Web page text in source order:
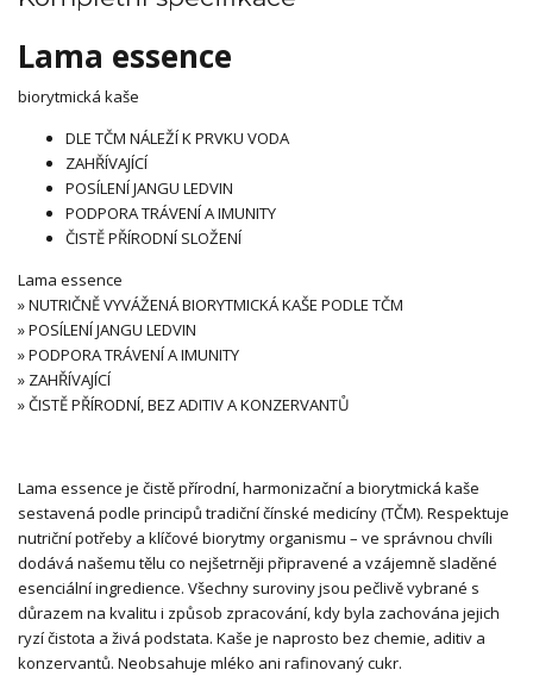
Lama essence
biorytmická kaše
DLE TČM NÁLEŽÍ K PRVKU VODA
ZAHŘÍVAJÍCÍ
POSÍLENÍ JANGU LEDVIN
PODPORA TRÁVENÍ A IMUNITY
ČISTĚ PŘÍRODNÍ SLOŽENÍ
Lama essence
» NUTRIČNĚ VYVÁŽENÁ BIORYTMICKÁ KAŠE PODLE TČM
» POSÍLENÍ JANGU LEDVIN
» PODPORA TRÁVENÍ A IMUNITY
» ZAHŘÍVAJÍCÍ
» ČISTĚ PŘÍRODNÍ, BEZ ADITIV A KONZERVANTŮ
Lama essence je čistě přírodní, harmonizační a biorytmická kaše
sestavená podle principů tradiční čínské medicíny (TČM). Respektuje
nutriční potřeby a klíčové biorytmy organismu – ve správnou chvíli
dodává našemu tělu co nejšetrněji připravené a vzájemně sladěné
esenciální ingredience. Všechny suroviny jsou pečlivě vybrané s
důrazem na kvalitu i způsob zpracování, kdy byla zachována jejich
ryzí čistota a živá podstata. Kaše je naprosto bez chemie, aditiv a
konzervantů. Neobsahuje mléko ani rafinovaný cukr.